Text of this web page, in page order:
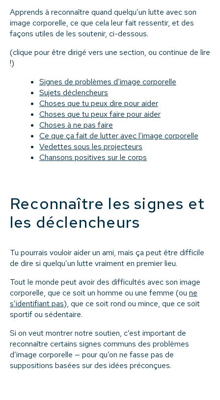
Apprends à reconnaître quand quelqu’un lutte avec son
image corporelle, ce que cela leur fait ressentir, et des
façons utiles de les soutenir, ci-dessous.
(clique pour être dirigé vers une section, ou continue de lire
!)
Signes de problèmes d’image corporelle
Sujets déclencheurs
Choses que tu peux dire pour aider
Choses que tu peux faire pour aider
Choses à ne pas faire
Ce que ça fait de lutter avec l’image corporelle
Vedettes sous les projecteurs
Chansons positives sur le corps
Reconnaître les signes et
les déclencheurs
Tu pourrais vouloir aider un ami, mais ça peut être difficile
de dire si quelqu’un lutte vraiment en premier lieu.
Tout le monde peut avoir des difficultés avec son image
corporelle, que ce soit un homme ou une femme (ou ne
s’identifiant pas), que ce soit rond ou mince, que ce soit
sportif ou sédentaire.
Si on veut montrer notre soutien, c’est important de
reconnaître certains signes communs des problèmes
d’image corporelle — pour qu’on ne fasse pas de
suppositions basées sur des idées préconçues.